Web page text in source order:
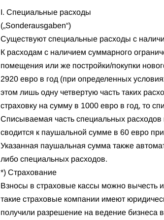
I. Специальные расходы
(„Sonderausgaben“)
Существуют специальные расходы с
К расходам с наличием суммарного
помещения или же постройки/покупки
2920 евро в год (при определенных
этом лишь одну четвертую часть таких
страховку на сумму в 1000 евро в год, то
Списываемая часть специальных
сводится к паушальной сумме в 60 евро
Указанная паушальная сумма также
либо специальных расходов.
*) Страхование
Взносы в страховые кассы можно вычесть
такие страховые компании имеют
получили разрешение на ведение бизнеса